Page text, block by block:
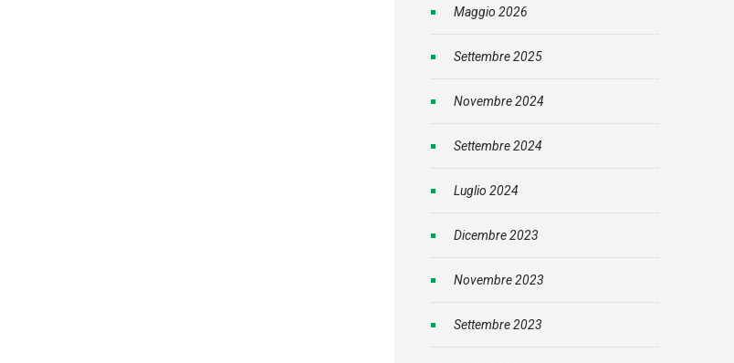
Maggio 2026
Settembre 2025
Novembre 2024
Settembre 2024
Luglio 2024
Dicembre 2023
Novembre 2023
Settembre 2023